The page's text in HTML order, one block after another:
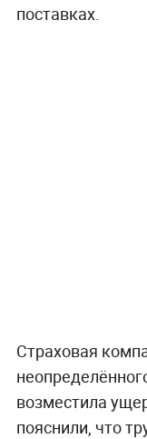
поставках.
Страховая
возместила
пояснили, что